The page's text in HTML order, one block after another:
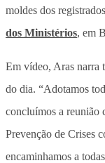
moldes dos
dos Ministérios, em
Em vídeo, Aras narra
do dia. “Adotamos
concluímos a reunião
Prevenção de Crises
encaminhamos a